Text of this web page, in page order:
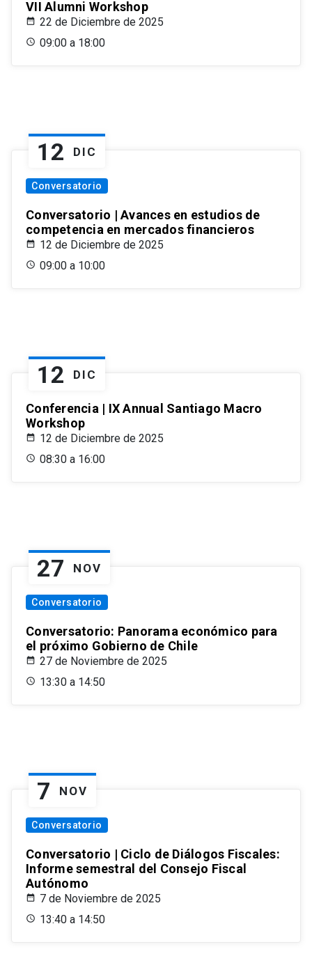
VII Alumni Workshop
22 de Diciembre de 2025
09:00 a 18:00
12 DIC
Conversatorio
Conversatorio | Avances en estudios de
competencia en mercados financieros
12 de Diciembre de 2025
09:00 a 10:00
12 DIC
Conferencia | IX Annual Santiago Macro
Workshop
12 de Diciembre de 2025
08:30 a 16:00
27 NOV
Conversatorio
Conversatorio: Panorama económico para
el próximo Gobierno de Chile
27 de Noviembre de 2025
13:30 a 14:50
7 NOV
Conversatorio
Conversatorio | Ciclo de Diálogos Fiscales:
Informe semestral del Consejo Fiscal
Autónomo
7 de Noviembre de 2025
13:40 a 14:50